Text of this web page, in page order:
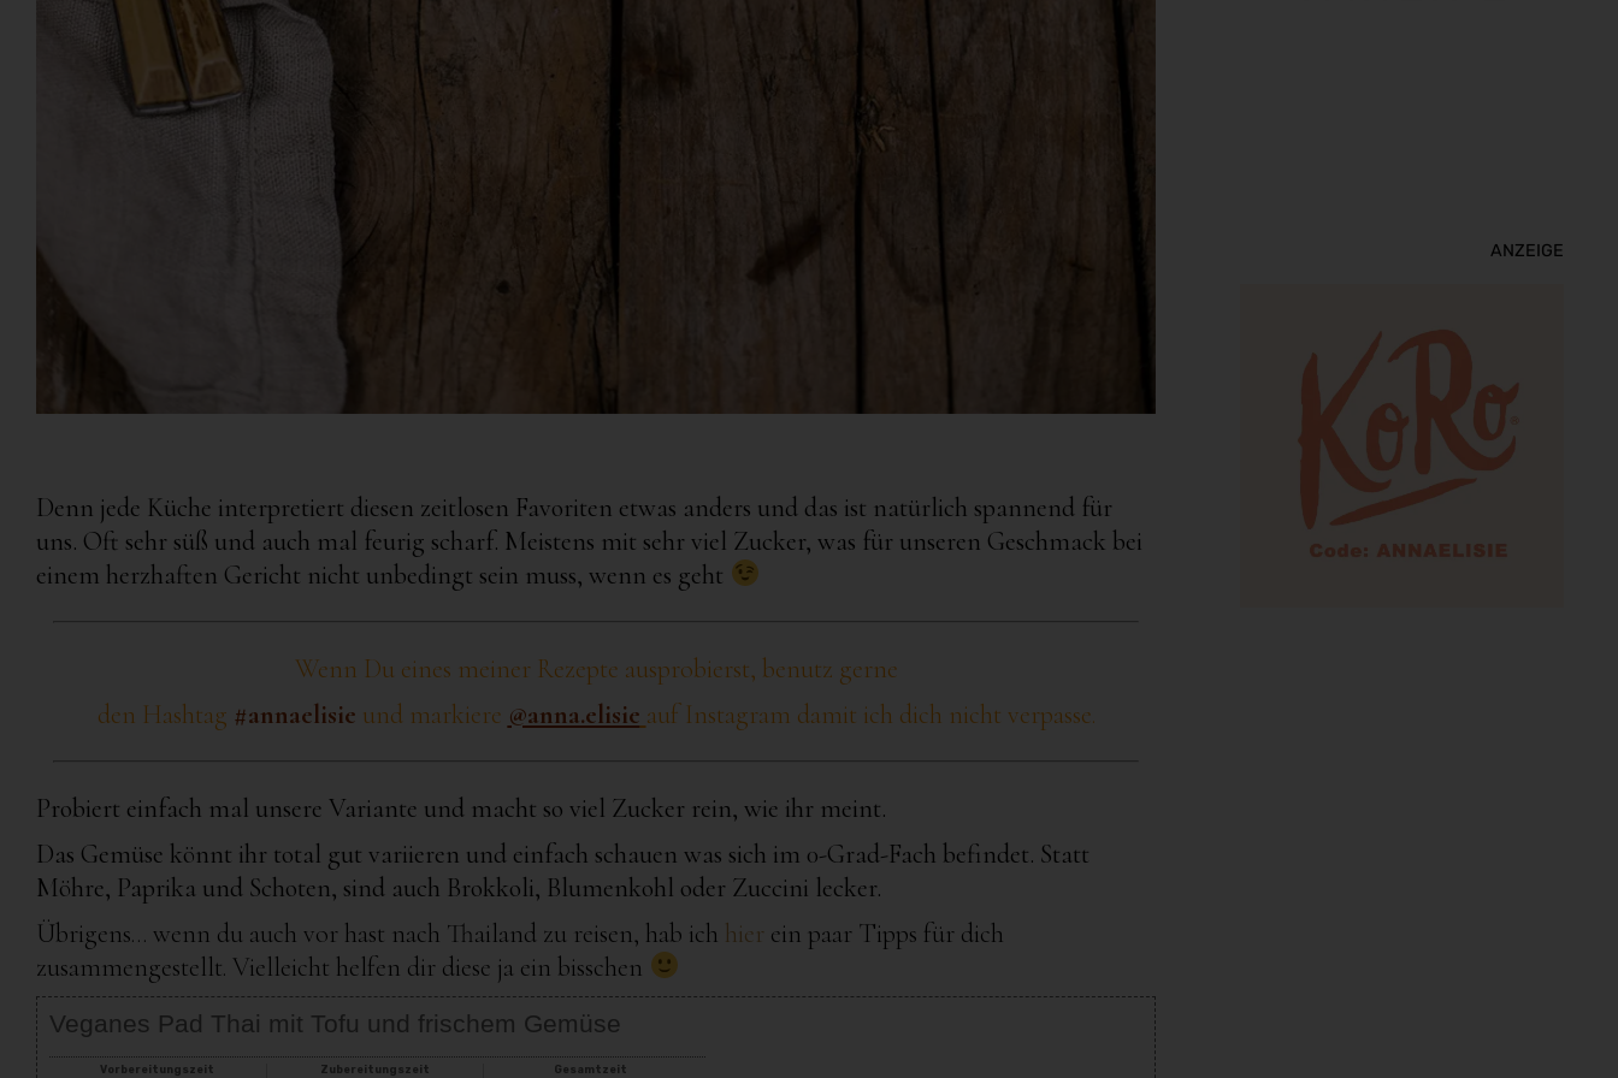
Denn jede Küche interpretiert diesen zeitlosen Favoriten etwas anders und das ist natürlich spannend für
uns. Oft sehr süß und auch mal feurig scharf. Meistens mit sehr viel Zucker, was für unseren Geschmack bei
einem herzhaften Gericht nicht unbedingt sein muss, wenn es geht
Wenn Du eines meiner Rezepte ausprobierst, benutz gerne
den Hashtag #annaelisie und markiere @anna.elisie auf Instagram damit ich dich nicht verpasse.
Probiert einfach mal unsere Variante und macht so viel Zucker rein, wie ihr meint.
Das Gemüse könnt ihr total gut variieren und einfach schauen was sich im 0-Grad-Fach befindet. Statt
Möhre, Paprika und Schoten, sind auch Brokkoli, Blumenkohl oder Zuccini lecker.
Übrigens… wenn du auch vor hast nach Thailand zu reisen, hab ich hier ein paar Tipps für dich
zusammengestellt. Vielleicht helfen dir diese ja ein bisschen
Veganes Pad Thai mit Tofu und frischem Gemüse
Vorbereitungszeit Zubereitungszeit Gesamtzeit
ANZEIGE